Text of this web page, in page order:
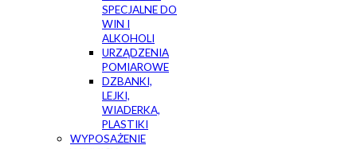
SPECJALNE DO
WIN I
ALKOHOLI
URZĄDZENIA
POMIAROWE
DZBANKI,
LEJKI,
WIADERKA,
PLASTIKI
WYPOSAŻENIE